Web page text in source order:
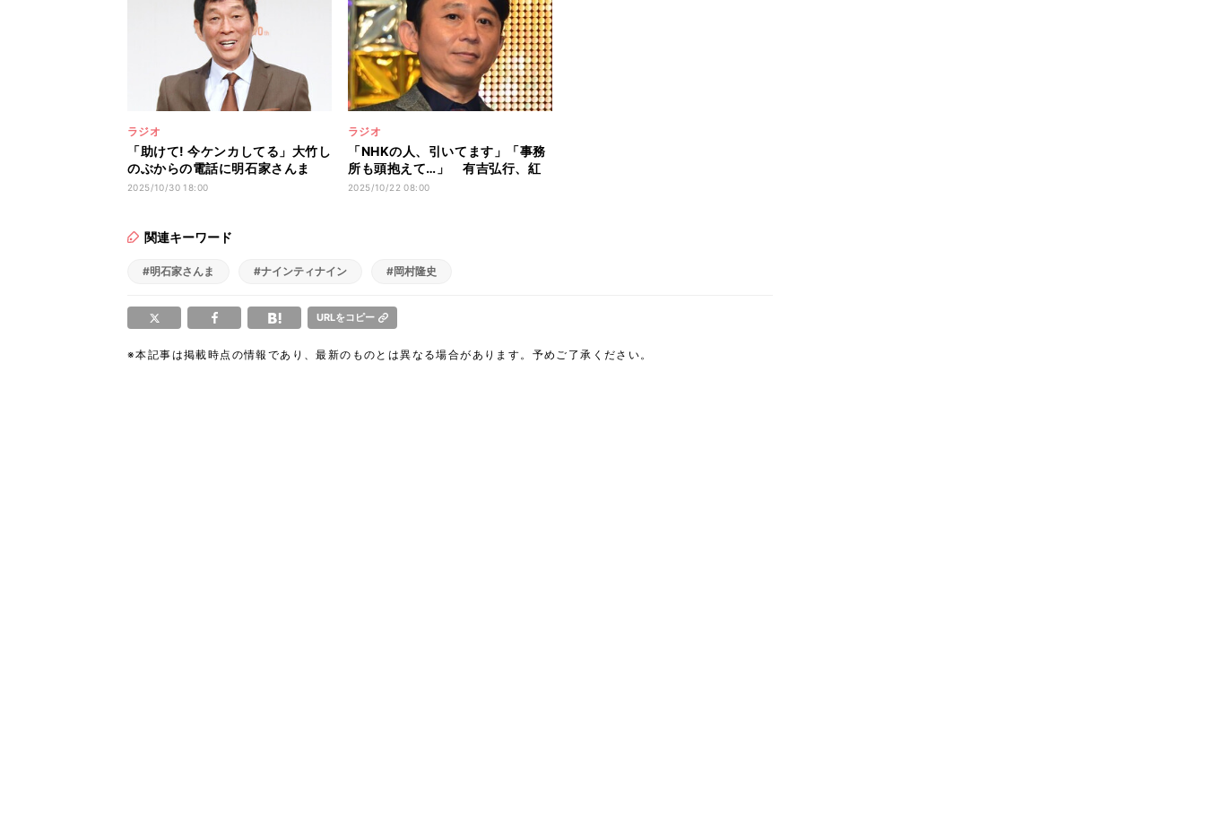
ラジオ
「助けて! 今ケンカしてる」大竹し
のぶからの電話に明石家さんま
は…
2025/10/30 18:00
ラジオ
「NHKの人、引いてます」「事務
所も頭抱えて…」 有吉弘行、紅
白司会者としての譲れない“こだわ
2025/10/22 08:00
関連キーワード
#明石家さんま #ナインティナイン #岡村隆史
URLをコピー
※本記事は掲載時点の情報であり、最新のものとは異なる場合があります。予めご了承ください。